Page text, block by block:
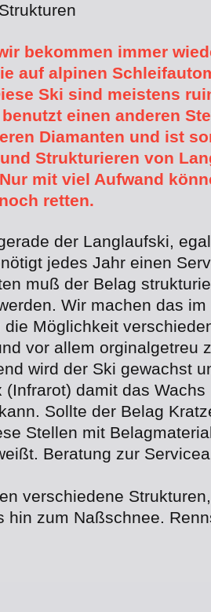
bekommen immer
auf alpinen
Ski sind meistens
einen anderen
Diamanten und ist
Strukturieren von
mit viel Aufwand
retten.
der Langlaufski,
jedes Jahr einen
muß der Belag
Wir machen das
die Möglichkeit
vor allem orginalgetreu
wird der Ski gewachst
(Infrarot) damit das
Sollte der Belag
Stellen mit
Beratung zur
verschiedene
hin zum Naßschnee.